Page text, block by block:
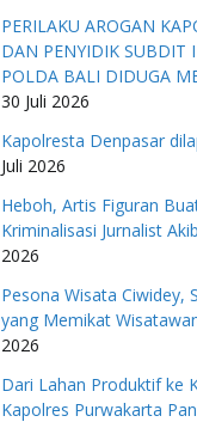
PERILAKU AROGAN
DAN PENYIDIK SUBDIT
POLDA BALI DIDUGA
30 Juli 2026
Kapolresta Denpasar
Juli 2026
Heboh, Artis Figuran
Kriminalisasi Jurnalist
2026
Pesona Wisata Ciwidey,
yang Memikat
2026
Dari Lahan Produktif ke
Kapolres Purwakarta